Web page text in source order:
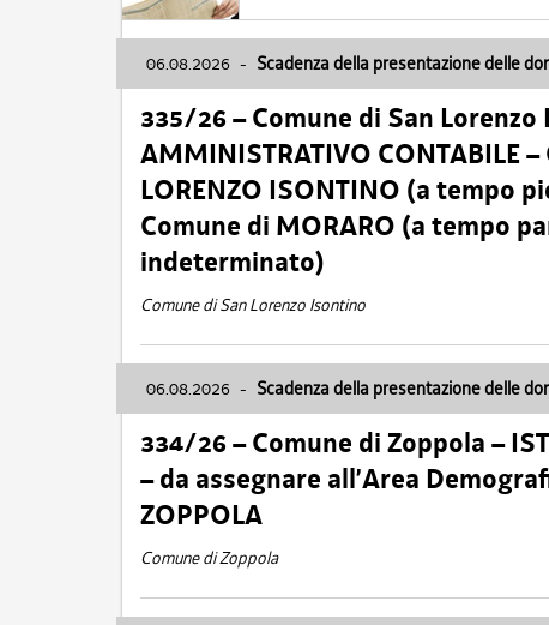
06.08.2026 - Scadenza della presentazione delle
335/26 – Comune di San
AMMINISTRATIVO CONTABILE
LORENZO ISONTINO (a tempo
Comune di MORARO (a tempo
indeterminato)
Comune di San Lorenzo Isontino
06.08.2026 - Scadenza della presentazione delle
334/26 – Comune di Zoppola –
– da assegnare all’Area
ZOPPOLA
Comune di Zoppola